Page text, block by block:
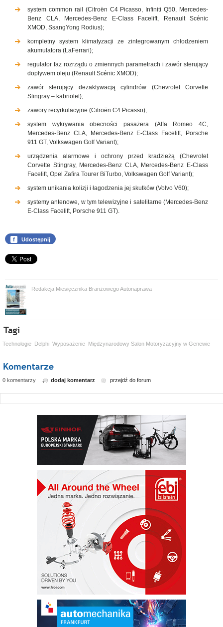
system common rail (Citroën C4 Picasso, Infiniti Q50, Mercedes-
Benz CLA, Mercedes-Benz E-Class Facelift, Renault Scénic
XMOD, SsangYong Rodius);
kompletny system klimatyzacji ze zintegrowanym chłodzeniem
akumulatora (LaFerrari);
regulator faz rozrządu o zmiennych parametrach i zawór sterujący
dopływem oleju (Renault Scénic XMOD);
zawór sterujący dezaktywacją cylindrów (Chevrolet Corvette
Stingray – kabriolet);
zawory recyrkulacyjne (Citroën C4 Picasso);
system wykrywania obecności pasażera (Alfa Romeo 4C,
Mercedes-Benz CLA, Mercedes-Benz E-Class Facelift, Porsche
911 GT, Volkswagen Golf Variant);
urządzenia alarmowe i ochrony przed kradzieżą (Chevrolet
Corvette Stingray, Mercedes-Benz CLA, Mercedes-Benz E-Class
Facelift, Opel Zafira Tourer BiTurbo, Volkswagen Golf Variant);
system unikania kolizji i łagodzenia jej skutków (Volvo V60);
systemy antenowe, w tym telewizyjne i satelitarne (Mercedes-Benz
E-Class Facelift, Porsche 911 GT).
f Udostępnij
Redakcja Miesięcznika Branżowego Autonaprawa
Technologie Delphi Wyposażenie Międzynarodowy Salon Motoryzacyjny w Genewie
0 komentarzy dodaj komentarz przejdź do forum